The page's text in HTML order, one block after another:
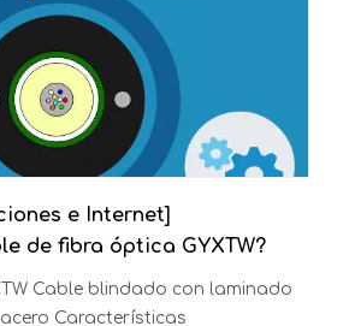
e Internet]
de fibra óptica GYXTZW?
fibra óptica GYXTZW? GYXTZW
Características estructurales:
(también llamado cables de
de aplicación: Instalado en
subterráneos, antena Tipo:
Leer Más